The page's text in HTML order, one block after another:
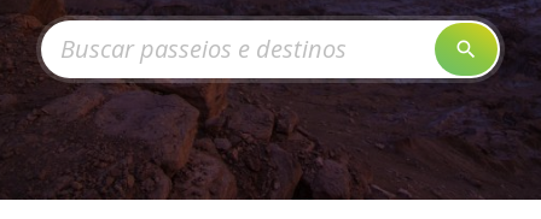
Pesquisar produtos
search